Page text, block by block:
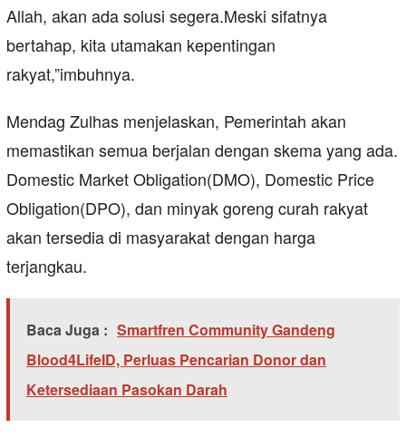
Allah, akan ada solusi segera.Meski sifatnya
bertahap, kita utamakan kepentingan
rakyat,”imbuhnya.
Mendag Zulhas menjelaskan, Pemerintah akan
memastikan semua berjalan dengan skema yang ada.
Domestic Market Obligation(DMO), Domestic Price
Obligation(DPO), dan minyak goreng curah rakyat
akan tersedia di masyarakat dengan harga
terjangkau.
Baca Juga : Smartfren Community Gandeng
Blood4LifeID, Perluas Pencarian Donor dan
Ketersediaan Pasokan Darah